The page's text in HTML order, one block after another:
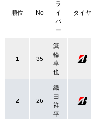
順位 No
ラ
イ
バ
ー
タイヤ
1 35
箕
輪
卓
也
2 26
織
田
祥
平